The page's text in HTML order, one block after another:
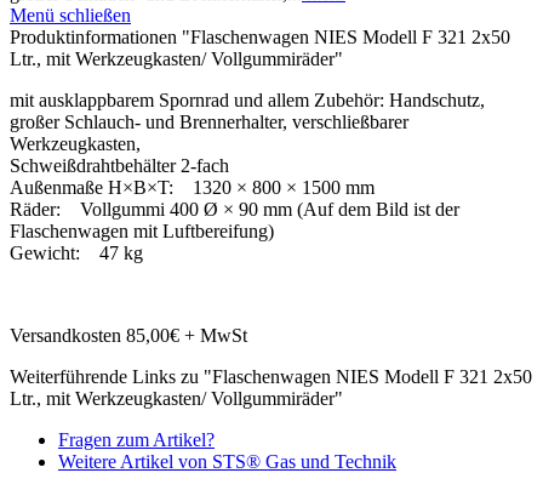
Menü schließen
Produktinformationen "Flaschenwagen NIES Modell F 321 2x50
Ltr., mit Werkzeugkasten/ Vollgummiräder"
mit ausklappbarem Spornrad und allem Zubehör: Handschutz,
großer Schlauch- und Brennerhalter, verschließbarer
Werkzeugkasten,
Schweißdrahtbehälter 2-fach
Außenmaße H×B×T: 1320 × 800 × 1500 mm
Räder: Vollgummi 400 Ø × 90 mm (Auf dem Bild ist der
Flaschenwagen mit Luftbereifung)
Gewicht: 47 kg
Versandkosten 85,00€ + MwSt
Weiterführende Links zu "Flaschenwagen NIES Modell F 321 2x50
Ltr., mit Werkzeugkasten/ Vollgummiräder"
Fragen zum Artikel?
Weitere Artikel von STS® Gas und Technik